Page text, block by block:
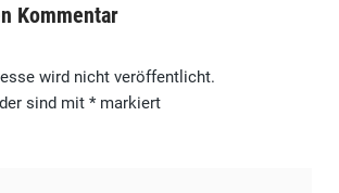
Kommentar
wird nicht veröffentlicht.
sind mit *markiert